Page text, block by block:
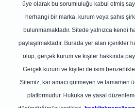
üye olarak bu sorumluluğu kabul etmiş
herhangi bir marka, kurum veya şahıs
bulunmamaktadır. Sitede yalnızca kendi
paylaşılmaktadır. Burada yer alan içerikler
olup, gerçek kurum ve kişiler hakkında
Gerçek kurum ve kişiler ile isim
Sitemiz, kar amacı gütmeyen ve tamamen
platformudur. Hukuka ve yasal